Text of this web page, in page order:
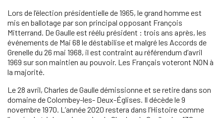
Lors de l’élection présidentielle de 1965, le grand homme est
mis en ballotage par son principal opposant François
Mitterrand. De Gaulle est réélu président : trois ans après, les
événements de Mai 68 le déstabilise et malgré les Accords de
Grenelle du 26 mai 1968, il est contraint au référendum d’avril
1969 sur son maintien au pouvoir. Les Français voteront NON à
la majorité.
Le 28 avril, Charles de Gaulle démissionne et se retire dans son
domaine de Colombey-les- Deux-Églises. Il décède le 9
novembre 1970. L’année 2020 restera dans l’Histoire comme